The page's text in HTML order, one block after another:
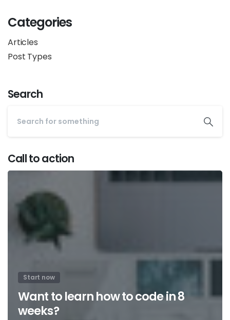
Categories
Articles
Post Types
Search
Call to action
Start now
Want to learn how to code in 8
weeks?